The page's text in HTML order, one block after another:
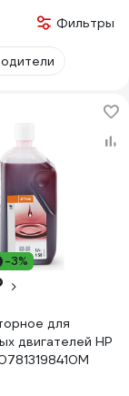
Фильтры
-3%
для
двигателей НР